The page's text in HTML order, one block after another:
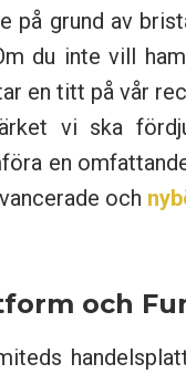
på grund av
du inte vill
en titt på vår
vi ska
en
och
och